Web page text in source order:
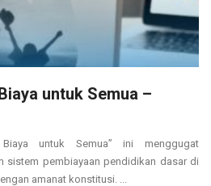
untuk Semua –
untuk Semua” ini menggugat
sistem pembiayaan pendidikan dasar di
amanat konstitusi. ...